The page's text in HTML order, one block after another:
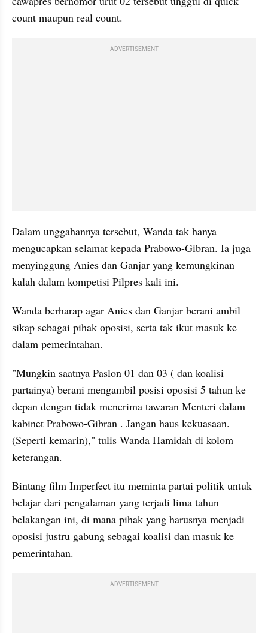
count maupun real count.
ADVERTISEMENT
Dalam unggahannya tersebut, Wanda tak hanya
mengucapkan selamat kepada Prabowo-Gibran. Ia juga
menyinggung Anies dan Ganjar yang kemungkinan
kalah dalam kompetisi Pilpres kali ini.
Wanda berharap agar Anies dan Ganjar berani ambil
sikap sebagai pihak oposisi, serta tak ikut masuk ke
dalam pemerintahan.
"Mungkin saatnya Paslon 01 dan 03 ( dan koalisi
partainya) berani mengambil posisi oposisi 5 tahun ke
depan dengan tidak menerima tawaran Menteri dalam
kabinet Prabowo-Gibran . Jangan haus kekuasaan.
(Seperti kemarin)," tulis Wanda Hamidah di kolom
keterangan.
Bintang film Imperfect itu meminta partai politik untuk
belajar dari pengalaman yang terjadi lima tahun
belakangan ini, di mana pihak yang harusnya menjadi
oposisi justru gabung sebagai koalisi dan masuk ke
pemerintahan.
ADVERTISEMENT